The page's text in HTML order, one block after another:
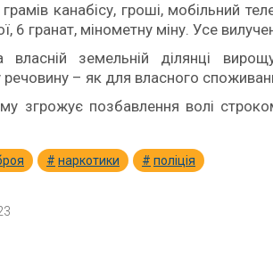
канабісу, гроші, мобільний
6 гранат, мінометну міну. Усе
земельній ділянці
– як для власного
згрожує позбавлення волі
наркотики поліція